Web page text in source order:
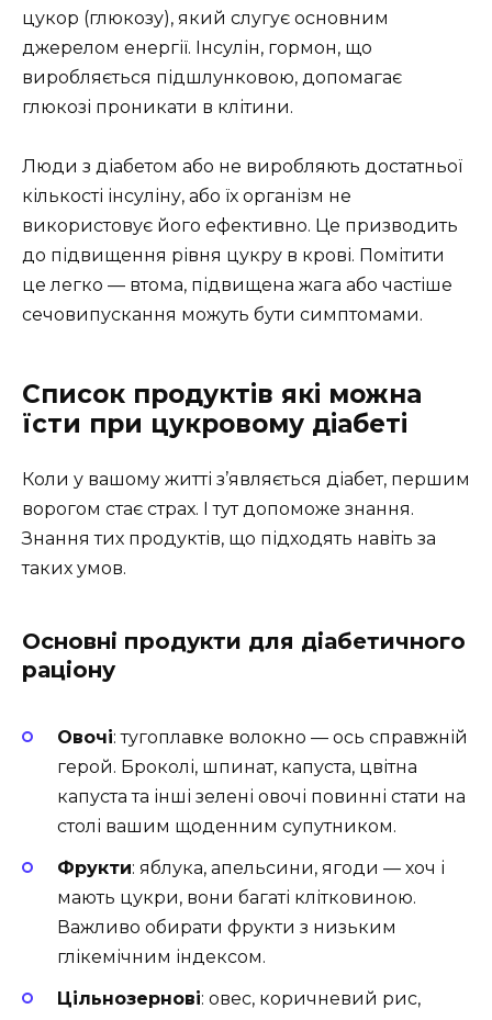
цукор (глюкозу), який слугує основним
джерелом енергії. Інсулін, гормон, що
виробляється підшлунковою, допомагає
глюкозі проникати в клітини.
Люди з діабетом або не виробляють достатньої
кількості інсуліну, або їх організм не
використовує його ефективно. Це призводить
до підвищення рівня цукру в крові. Помітити
це легко — втома, підвищена жага або частіше
сечовипускання можуть бути симптомами.
Список продуктів які можна
їсти при цукровому діабеті
Коли у вашому житті з’являється діабет, першим
ворогом стає страх. І тут допоможе знання.
Знання тих продуктів, що підходять навіть за
таких умов.
Основні продукти для діабетичного
раціону
Овочі: тугоплавке волокно — ось справжній
герой. Броколі, шпинат, капуста, цвітна
капуста та інші зелені овочі повинні стати на
столі вашим щоденним супутником.
Фрукти: яблука, апельсини, ягоди — хоч і
мають цукри, вони багаті клітковиною.
Важливо обирати фрукти з низьким
глікемічним індексом.
Цільнозернові: овес, коричневий рис,